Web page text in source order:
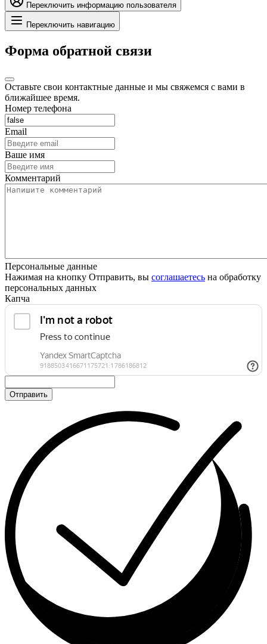
Переключить информацию пользователя
Переключить навигацию
Форма обратной связи
Оставьте свои контактные данные и мы свяжемся с вами в
ближайшее время.
Номер телефона
Email
Ваше имя
Комментарий
Персональные данные
Нажимая на кнопку Отправить, вы соглашаетесь на обработку
персональных данных
Капча
Отправить